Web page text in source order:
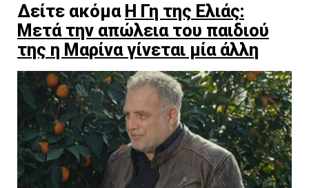
Δείτε ακόμα Η Γη της Ελιάς:
Μετά την απώλεια του παιδιού
της η Μαρίνα γίνεται μία άλλη